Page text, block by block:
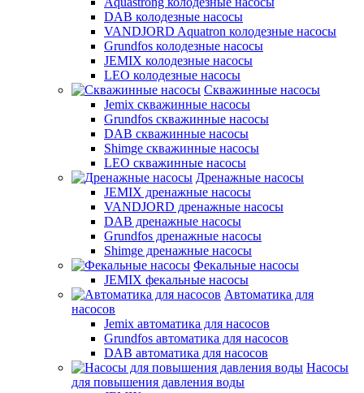
DAB колодезные насосы
VANDJORD Aquatron колодезные насосы
Grundfos колодезные насосы
JEMIX колодезные насосы
LEO колодезные насосы
Скважинные насосы
Jemix cкважинные насосы
Grundfos скважинные насосы
DAB скважинные насосы
Shimge скважинные насосы
LEO скважинные насосы
Дренажные насосы
JEMIX дренажные насосы
VANDJORD дренажные насосы
DAB дренажные насосы
Grundfos дренажные насосы
Shimge дренажные насосы
Фекальные насосы
JEMIX фекальные насосы
Автоматика для
насосов
Jemix автоматика для насосов
Grundfos автоматика для насосов
DAB автоматика для насосов
Насосы
для повышения давления воды